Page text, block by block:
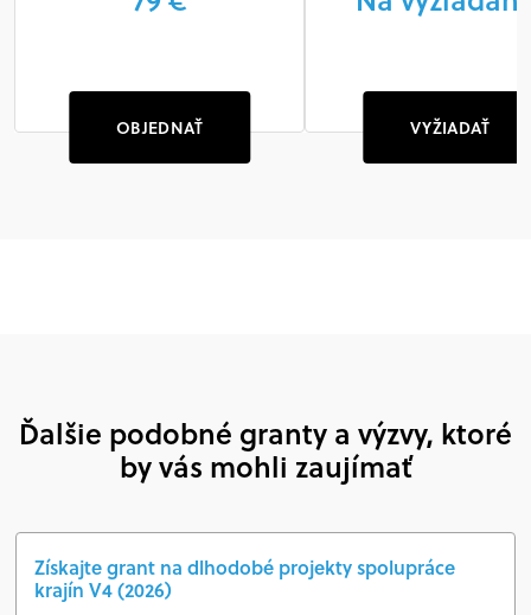
OBJEDNAŤ VYŽIADAŤ
Ďalšie podobné granty a výzvy, ktoré
by vás mohli zaujímať
Získajte grant na dlhodobé projekty spolupráce
krajín V4 (2026)